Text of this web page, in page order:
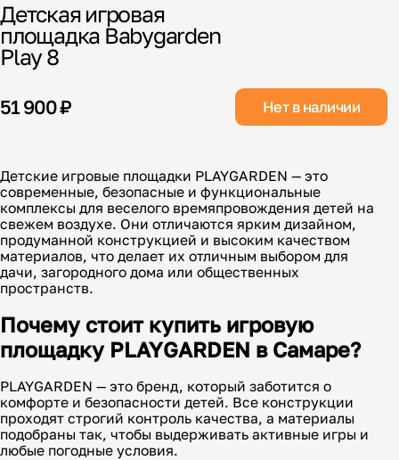
Детская игровая
площадка Babygarden
Play 8
51 900 ₽ Нет в наличии
Детские игровые площадки PLAYGARDEN — это
современные, безопасные и функциональные
комплексы для веселого времяпровождения детей на
свежем воздухе. Они отличаются ярким дизайном,
продуманной конструкцией и высоким качеством
материалов, что делает их отличным выбором для
дачи, загородного дома или общественных
пространств.
Почему стоит купить игровую
площадку PLAYGARDEN в Самаре?
PLAYGARDEN — это бренд, который заботится о
комфорте и безопасности детей. Все конструкции
проходят строгий контроль качества, а материалы
подобраны так, чтобы выдерживать активные игры и
любые погодные условия.